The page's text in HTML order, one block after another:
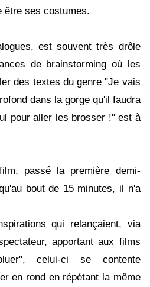
être ses costumes.
est souvent très drôle
de brainstorming où les
des textes du genre "Je vais
dans la gorge qu'il faudra
pour aller les brosser !" est à
passé la première demi-
bout de 15 minutes, il n'a
qui relançaient, via
apportant aux films
celui-ci se contente
en rond en répétant la même